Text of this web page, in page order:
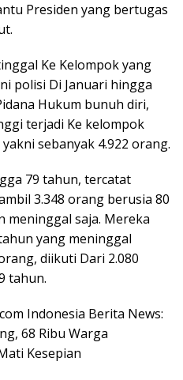
Presiden yang bertugas
Ke Kelompok yang
polisi Di Januari hingga
Hukum bunuh diri,
terjadi Ke kelompok
sebanyak 4.922 orang.
79 tahun, tercatat
3.348 orang berusia 80
meninggal saja. Mereka
yang meninggal
diikuti Dari 2.080
tahun.
Indonesia Berita News:
68 Ribu Warga
Kesepian